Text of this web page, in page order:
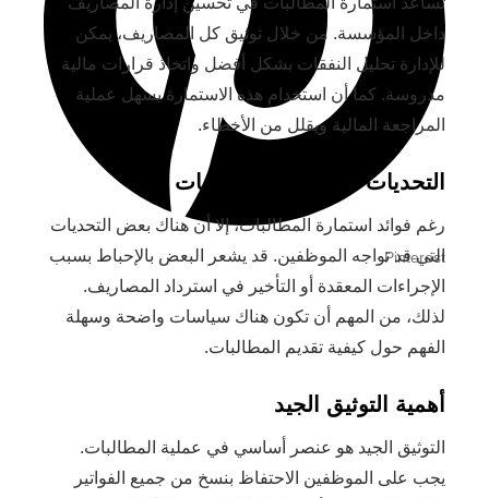
Pinterest
داخل المؤسسة. من خلال توثيق كل المصاريف، يمكن
للإدارة تحليل النفقات بشكل أفضل واتخاذ قرارات مالية
مدروسة. كما أن استخدام هذه الاستمارة يسهل عملية
المراجعة المالية ويقلل من الأخطاء.
التحديات المرتبطة بالمطالبات
رغم فوائد استمارة المطالبات، إلا أن هناك بعض التحديات
التي قد تواجه الموظفين. قد يشعر البعض بالإحباط بسبب
الإجراءات المعقدة أو التأخير في استرداد المصاريف.
لذلك، من المهم أن تكون هناك سياسات واضحة وسهلة
الفهم حول كيفية تقديم المطالبات.
أهمية التوثيق الجيد
التوثيق الجيد هو عنصر أساسي في عملية المطالبات.
يجب على الموظفين الاحتفاظ بنسخ من جميع الفواتير